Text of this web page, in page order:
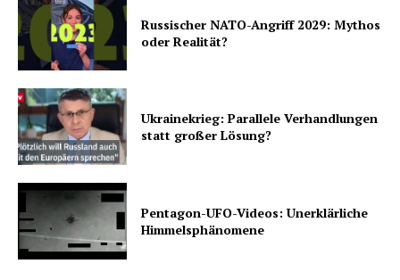
Russischer NATO-Angriff 2029: Mythos
oder Realität?
Ukrainekrieg: Parallele Verhandlungen
statt großer Lösung?
Pentagon-UFO-Videos: Unerklärliche
Himmelsphänomene